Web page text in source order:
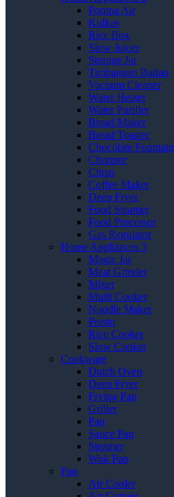
Pompa Air
Kulkas
Rice Box
Slow Juicer
Storage Jar
Timbangan Badan
Vacuum Cleaner
Water Heater
Water Purifier
Bread Maker
Bread Toaster
Chocolate Fountain
Chopper
Citrus
Coffee Maker
Deep Fryer
Food Steamer
Food Processor
Gas Regulator
Home Appliances 3
Magic Jar
Meat Grinder
Mixer
Multi Cooker
Noodle Maker
Presto
Rice Cooker
Slow Cooker
Cookware
Dutch Oven
Deep Fryer
Frying Pan
Griller
Pan
Sauce Pan
Steamer
Wok Pan
Fan
Air Cooler